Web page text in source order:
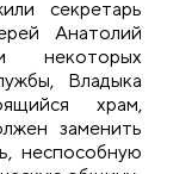
секретарь
Анатолий
некоторых
Владыка
храм,
заменить
неспособную